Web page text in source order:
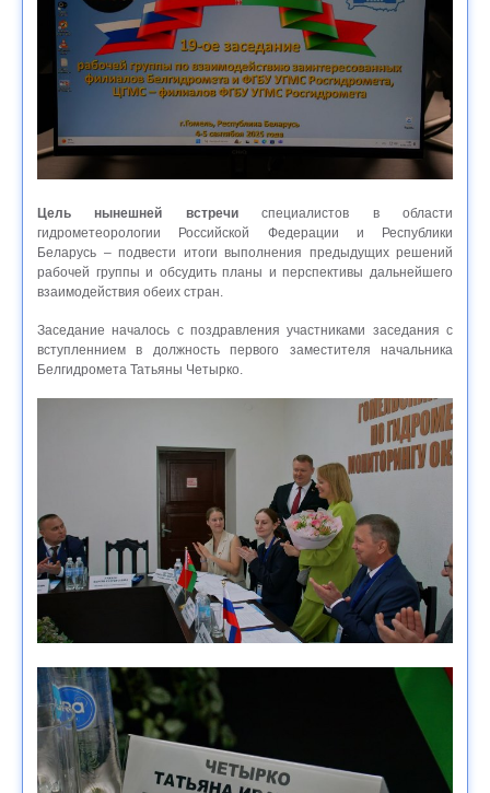
Цель нынешней встречиспециалистов в области
гидрометеорологии Российской Федерации и Республики
Беларусь – подвести итоги выполнения предыдущих решений
рабочей группы и обсудить планы и перспективы дальнейшего
взаимодействия обеих стран.
Заседание началось с поздравления участниками заседания с
вступленнием в должность первого заместителя начальника
Белгидромета Татьяны Четырко.